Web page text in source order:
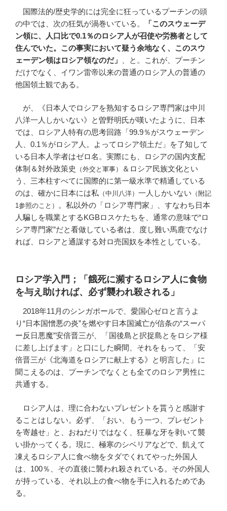
国際法的/歴史学的には完全に狂っているプーチンの頭
の中では、次の狂気が渦巻いている。
「このスウェーデ
ン領に、人口比で0.1％のロシア人が召使や労務者として
住んでいた。この事実において疑う余地なく、このスウ
ェーデン領はロシア領なのだ」
、と。これが、プーチン
だけでなく、イワン雷帝以来の普通のロシア人の普通の
他国領土観である。
が、《日本人でロシアを熟知するロシア専門家は中川
八洋一人しかいない》と曽野明氏が嘆いたように、日本
では、ロシア人特有の思考回路「99.9％がスウェーデン
人、0.1％がロシア人。よってロシア領土だ」を了知して
いる日本人学者はゼロ名。実際にも、ロシアの国内支配
体制＆対外政策史
（外交と軍事）
＆ロシア民族文化とい
う、三本柱すべてに国際的に第一級水準で精通している
のは、確かに日本には私 （中川八洋） 一人しかいない （附記
1参照のこと）
。私以外の「ロシア専門家」、すなわち日本
人騙しを職業とするKGBロスケたちを、通常の意味で“ロ
シア専門家”だと看做している者は、度し難い馬鹿でなけ
れば、ロシアと通謀する対ロ売国奴を本性としている。
ロシア学入門；「餓死に瀕するロシア人に食物
を与え助ければ、必ず襲われ殺される」
2018年11月のシンガポールで、愛国心ゼロと言うよ
り“日本国憎悪の炎”を燃やす日本国滅亡が信条の“スーパ
ー反日悪魔”安倍晋三が、「国後島と択捉島とをロシア様
に差し上げます」と口にした瞬間、それをもって、「安
倍晋三が《北海道をロシアに献上する》と明言した」に
聞こえるのは、プーチンでなくとも全てのロシア男性に
共通する。
ロシア人は、理に合わないプレゼントを貰うと感謝す
ることはしない。必ず、「おい、もう一つ、プレゼント
を寄越せ」と、おねだりではなく、狂暴な牙を剥いて襲
い掛かってくる。現に、極寒のシベリアなどで、飢えて
凍えるロシア人に食べ物をタダでくれてやった外国人
は、100％、その直後に襲われ殺されている。その外国人
が持っている、それ以上の食べ物を手に入れるためであ
る。